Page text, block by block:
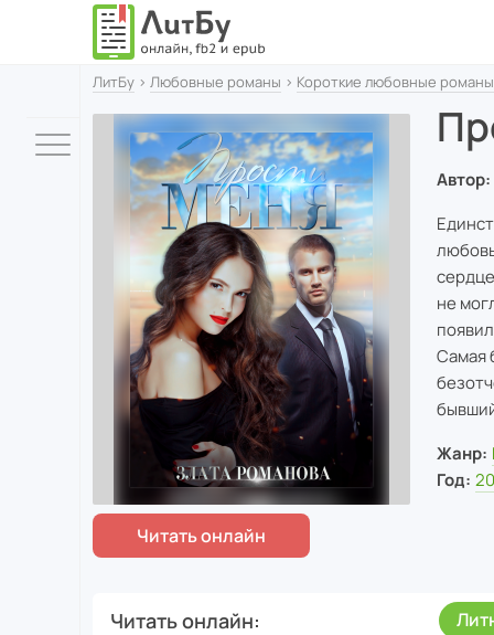
ЛитБу › Любовные романы › Короткие любовные романы
Автор:
не
Самая
Жанр:
Год:
Читать онлайн